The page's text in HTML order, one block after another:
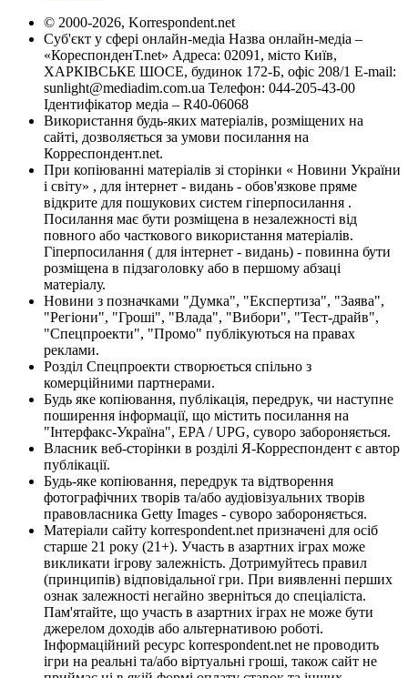
© 2000-2026, Korrespondent.net
Суб'єкт у сфері онлайн-медіа Назва онлайн-медіа –
«КореспонденТ.net» Адреса: 02091, місто Київ,
ХАРКІВСЬКЕ ШОСЕ, будинок 172-Б, офіс 208/1 E-mail:
sunlight@mediadim.com.ua Телефон: 044-205-43-00
Ідентифікатор медіа – R40-06068
Використання будь-яких матеріалів, розміщених на
сайті, дозволяється за умови посилання на
Корреспондент.net.
При копіюванні матеріалів зі сторінки « Новини України
і світу» , для інтернет - видань - обов'язкове пряме
відкрите для пошукових систем гіперпосилання .
Посилання має бути розміщена в незалежності від
повного або часткового використання матеріалів.
Гіперпосилання ( для інтернет - видань) - повинна бути
розміщена в підзаголовку або в першому абзаці
матеріалу.
Новини з позначками "Думка", "Експертиза", "Заява",
"Регіони", "Гроші", "Влада", "Вибори", "Тест-драйв",
"Спецпроекти", "Промо" публікуються на правах
реклами.
Розділ Спецпроекти створюється спільно з
комерційними партнерами.
Будь яке копіювання, публікація, передрук, чи наступне
поширення інформації, що містить посилання на
"Інтерфакс-Україна", EPA / UPG, суворо забороняється.
Власник веб-сторінки в розділі Я-Корреспондент є автор
публікації.
Будь-яке копіювання, передрук та відтворення
фотографічних творів та/або аудіовізуальних творів
правовласника Getty Images - суворо забороняється.
Матеріали сайту korrespondent.net призначені для осіб
старше 21 року (21+). Участь в азартних іграх може
викликати ігрову залежність. Дотримуйтесь правил
(принципів) відповідальної гри. При виявленні перших
ознак залежності негайно зверніться до спеціаліста.
Пам'ятайте, що участь в азартних іграх не може бути
джерелом доходів або альтернативою роботі.
Інформаційний ресурс korrespondent.net не проводить
ігри на реальні та/або віртуальні гроші, також сайт не